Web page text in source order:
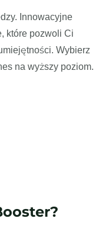
Innowacyjne
które pozwoli Ci
Wybierz
na wyższy poziom.